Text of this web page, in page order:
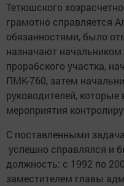
Тетюшского
грамотно справляется
обязанностями, было
назначают начальником
прорабского участка,
ПМК-760, затем
руководителей,
мероприятия
С поставленными
успешно справлялся и
должность: с 1992 по
заместителем главы